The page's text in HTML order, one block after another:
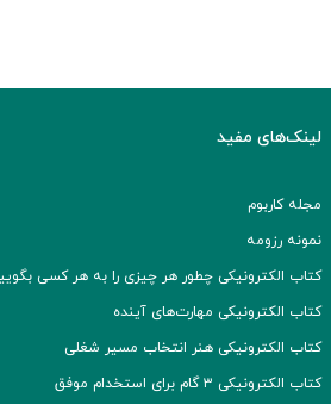
لینک‌های مفید
مجله کاربوم
نمونه رزومه
کتاب الکترونیکی چطور هر چیزی را به هر کسی
کتاب الکترونیکی مهارت‌های آینده
کتاب الکترونیکی هنر انتخاب مسیر شغلی
کتاب الکترونیکی ۳ گام برای استخدام موفق